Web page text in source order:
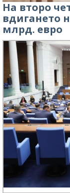
На второ
вдигането
млрд. евро